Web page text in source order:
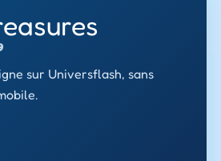
sur Universflash, sans